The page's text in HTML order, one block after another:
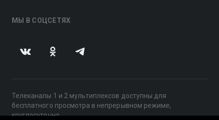
МЫ В СОЦСЕТЯХ
Телеканалы 1 и 2 мультиплексов доступны для
бесплатного просмотра в непрерывном режиме,
круглосуточно.